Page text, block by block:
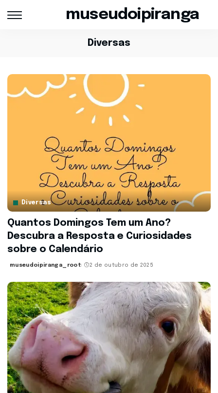
museudoipiranga
Diversas
Diversas
Quantos Domingos Tem um Ano?
Descubra a Resposta e Curiosidades
sobre o Calendário
museudoipiranga_root 2 de outubro de 2025